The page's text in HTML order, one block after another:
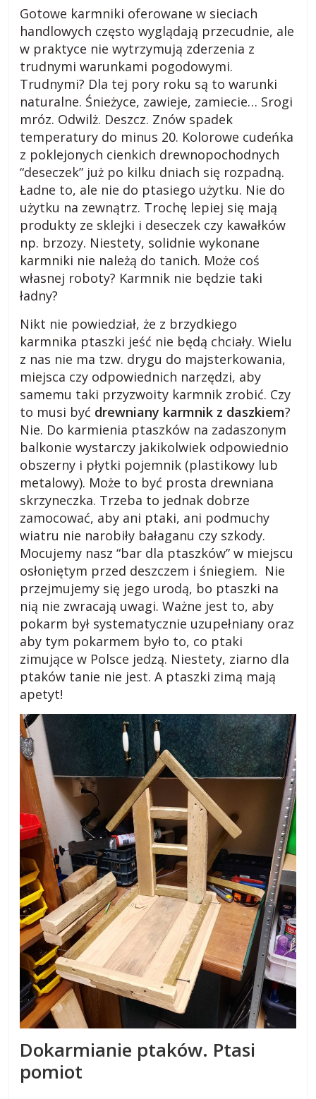
o
g
c
z
a
r
o
d
z
e
s
k
w
e
s
k
o
m
e
s
Gotowe karmniki oferowane w sieciach
handlowych często wyglądają przecudnie, ale
w praktyce nie wytrzymują zderzenia z
trudnymi warunkami pogodowymi.
Trudnymi? Dla tej pory roku są to warunki
naturalne. Śnieżyce, zawieje, zamiecie… Srogi
mróz. Odwilż. Deszcz. Znów spadek
temperatury do minus 20. Kolorowe cudeńka
z poklejonych cienkich drewnopochodnych
“deseczek” już po kilku dniach się rozpadną.
Ładne to, ale nie do ptasiego użytku. Nie do
użytku na zewnątrz. Trochę lepiej się mają
produkty ze sklejki i deseczek czy kawałków
np. brzozy. Niestety, solidnie wykonane
karmniki nie należą do tanich. Może coś
własnej roboty? Karmnik nie będzie taki
ładny?
Nikt nie powiedział, że z brzydkiego
karmnika ptaszki jeść nie będą chciały. Wielu
z nas nie ma tzw. drygu do majsterkowania,
miejsca czy odpowiednich narzędzi, aby
samemu taki przyzwoity karmnik zrobić. Czy
to musi być drewniany karmnik z daszkiem?
Nie. Do karmienia ptaszków na zadaszonym
balkonie wystarczy jakikolwiek odpowiednio
obszerny i płytki pojemnik (plastikowy lub
metalowy). Może to być prosta drewniana
skrzyneczka. Trzeba to jednak dobrze
zamocować, aby ani ptaki, ani podmuchy
wiatru nie narobiły bałaganu czy szkody.
Mocujemy nasz “bar dla ptaszków” w miejscu
osłoniętym przed deszczem i śniegiem. Nie
przejmujemy się jego urodą, bo ptaszki na
nią nie zwracają uwagi. Ważne jest to, aby
pokarm był systematycznie uzupełniany oraz
aby tym pokarmem było to, co ptaki
zimujące w Polsce jedzą. Niestety, ziarno dla
ptaków tanie nie jest. A ptaszki zimą mają
apetyt!
Dokarmianie ptaków. Ptasi
pomiot